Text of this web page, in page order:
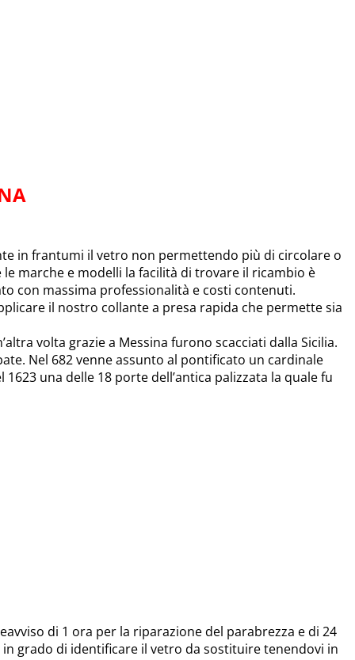
in frantumi il vetro non permettendo più di circolare o
marche e modelli la facilità di trovare il ricambio è
con massima professionalità e costi contenuti.
il nostro collante a presa rapida che permette sia
volta grazie a Messina furono scacciati dalla Sicilia.
Nel 682 venne assunto al pontificato un cardinale
una delle 18 porte dell’antica palizzata la quale fu
di 1 ora per la riparazione del parabrezza e di 24
grado di identificare il vetro da sostituire tenendovi in